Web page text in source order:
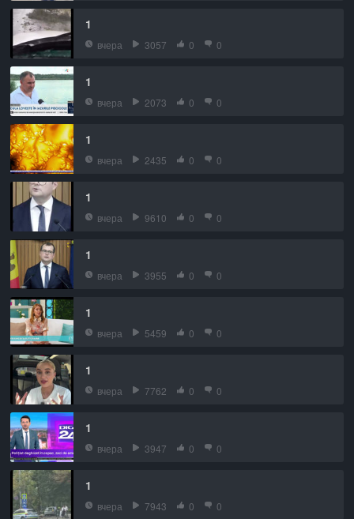
1
вчера 3057 0 0
1
вчера 2073 0 0
1
вчера 2435 0 0
1
вчера 9610 0 0
1
вчера 3955 0 0
1
вчера 5459 0 0
1
вчера 7762 0 0
1
вчера 3947 0 0
1
вчера 7943 0 0